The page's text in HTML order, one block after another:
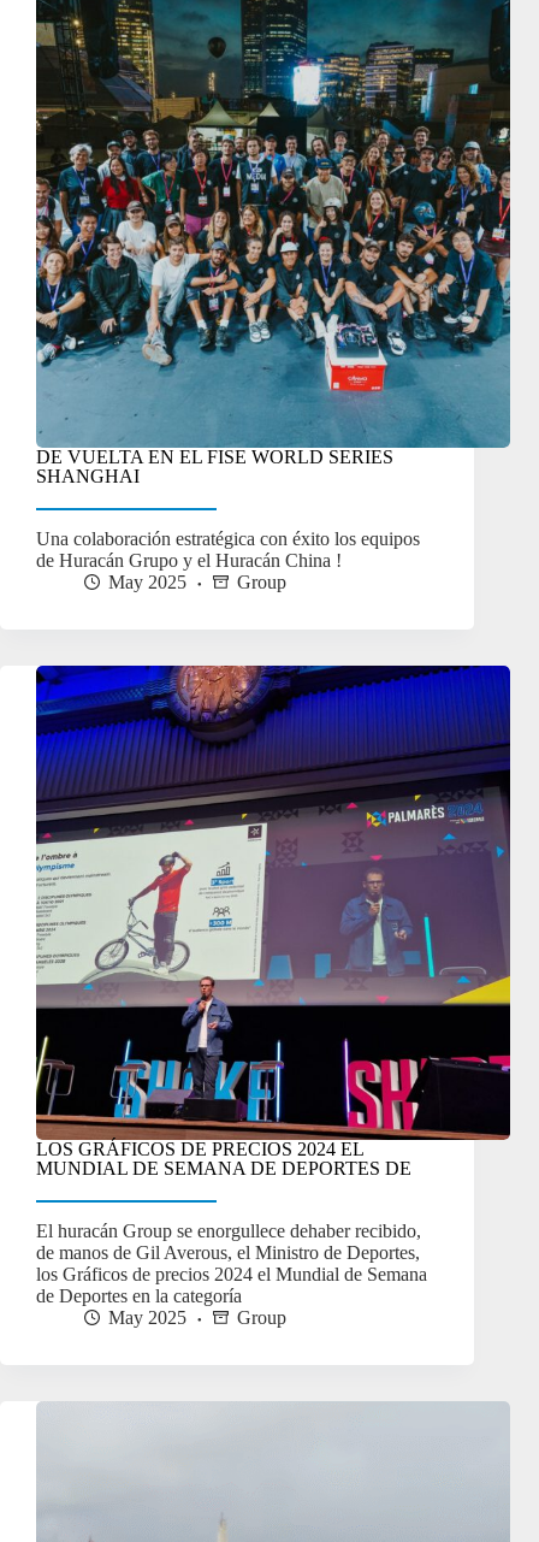
DE VUELTA EN EL FISE WORLD SERIES
SHANGHAI
Una colaboración estratégica con éxito los equipos
de Huracán Grupo y el Huracán China !
May 2025
Group
LOS GRÁFICOS DE PRECIOS 2024 EL
MUNDIAL DE SEMANA DE DEPORTES DE
El huracán Group se enorgullece dehaber recibido,
de manos de Gil Averous, el Ministro de Deportes,
los Gráficos de precios 2024 el Mundial de Semana
de Deportes en la categoría
May 2025
Group